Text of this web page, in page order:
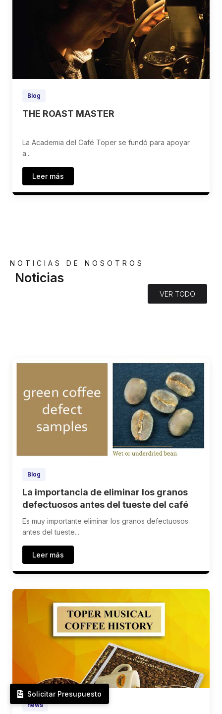
Blog
THE ROAST MASTER
La Academia del Café Toper se fundó para apoyar
a...
Leer más
NOTICIAS DE NOSOTROS
Noticias
VER TODO
Blog
La importancia de eliminar los granos
defectuosos antes del tueste del café
Es muy importante eliminar los granos defectuosos
antes del tueste...
Leer más
news
Solicitar Presupuesto